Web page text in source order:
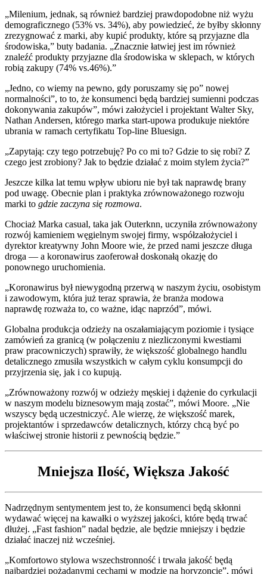
„Milenium, jednak, są również bardziej prawdopodobne niż wyżu
demograficznego (53% vs. 34%), aby powiedzieć, że byłby skłonny
zrezygnować z marki, aby kupić produkty, które są przyjazne dla
środowiska,” buty badania. „Znacznie łatwiej jest im również
znaleźć produkty przyjazne dla środowiska w sklepach, w których
robią zakupy (74% vs.46%).”
„Jedno, co wiemy na pewno, gdy poruszamy się po” nowej
normalności”, to to, że konsumenci będą bardziej sumienni podczas
dokonywania zakupów”, mówi założyciel i projektant Walter Sky,
Nathan Andersen, którego marka start-upowa produkuje niektóre
ubrania w ramach certyfikatu Top-line Bluesign.
„Zapytają: czy tego potrzebuję? Po co mi to? Gdzie to się robi? Z
czego jest zrobiony? Jak to będzie działać z moim stylem życia?”
Jeszcze kilka lat temu wpływ ubioru nie był tak naprawdę brany
pod uwagę. Obecnie plan i praktyka zrównoważonego rozwoju
marki to gdzie zaczyna się rozmowa.
Chociaż Marka casual, taka jak Outerknn, uczyniła zrównoważony
rozwój kamieniem węgielnym swojej firmy, współzałożyciel i
dyrektor kreatywny John Moore wie, że przed nami jeszcze długa
droga — a koronawirus zaoferował doskonałą okazję do
ponownego uruchomienia.
„Koronawirus był niewygodną przerwą w naszym życiu, osobistym
i zawodowym, która już teraz sprawia, że branża modowa
naprawdę rozważa to, co ważne, idąc naprzód”, mówi.
Globalna produkcja odzieży na oszałamiającym poziomie i tysiące
zamówień za granicą (w połączeniu z niezliczonymi kwestiami
praw pracowniczych) sprawiły, że większość globalnego handlu
detalicznego zmusiła wszystkich w całym cyklu konsumpcji do
przyjrzenia się, jak i co kupują.
„Zrównoważony rozwój w odzieży męskiej i dążenie do cyrkulacji
w naszym modelu biznesowym mają zostać”, mówi Moore. „Nie
wszyscy będą uczestniczyć. Ale wierzę, że większość marek,
projektantów i sprzedawców detalicznych, którzy chcą być po
właściwej stronie historii z pewnością będzie.”
Mniejsza Ilość, Większa Jakość
Nadrzędnym sentymentem jest to, że konsumenci będą skłonni
wydawać więcej na kawałki o wyższej jakości, które będą trwać
dłużej. „Fast fashion” nadal będzie, ale będzie mniejszy i będzie
działać inaczej niż wcześniej.
„Komfortowo stylowa wszechstronność i trwała jakość będą
najbardziej pożądanymi cechami w modzie na horyzoncie”, mówi